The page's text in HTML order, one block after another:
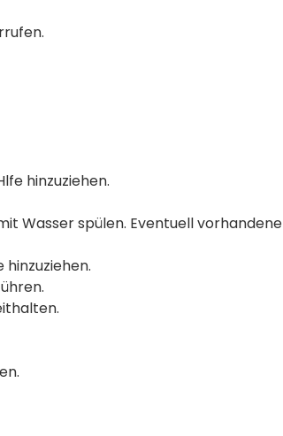
hinzuziehen.
mit Wasser spülen. Eventuell vorhandene
hinzuziehen.